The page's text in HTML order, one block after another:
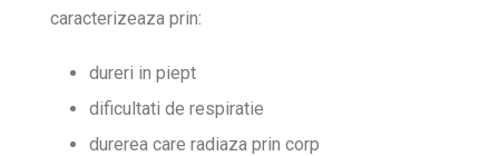
caracterizeaza prin:
dureri in piept
dificultati de respiratie
durerea care radiaza prin corp